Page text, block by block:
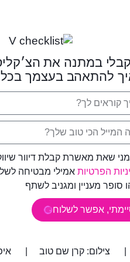
קבלי במתנה את
להתאהב בעצמך
שאת מאשרת קבלת דיוור
הפרטיות אמילי מבטיחה
סופר מעניין ומגניב לשתף
אפשר לשלוח
צילום: קרן שם טוב |